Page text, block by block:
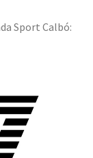
Sport Calbó: